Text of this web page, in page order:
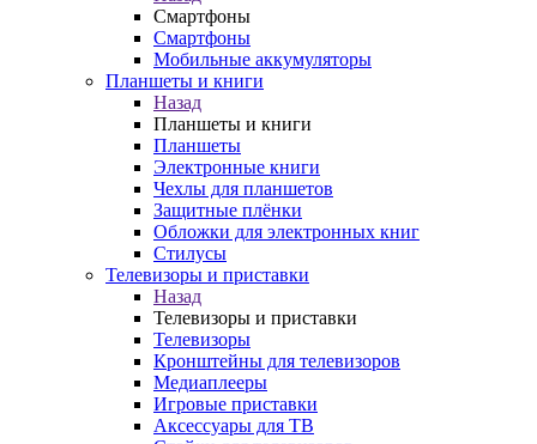
Смартфоны
Смартфоны
Мобильные аккумуляторы
Планшеты и книги
Назад
Планшеты и книги
Планшеты
Электронные книги
Чехлы для планшетов
Защитные плёнки
Обложки для электронных книг
Стилусы
Телевизоры и приставки
Назад
Телевизоры и приставки
Телевизоры
Кронштейны для телевизоров
Медиаплееры
Игровые приставки
Аксессуары для ТВ